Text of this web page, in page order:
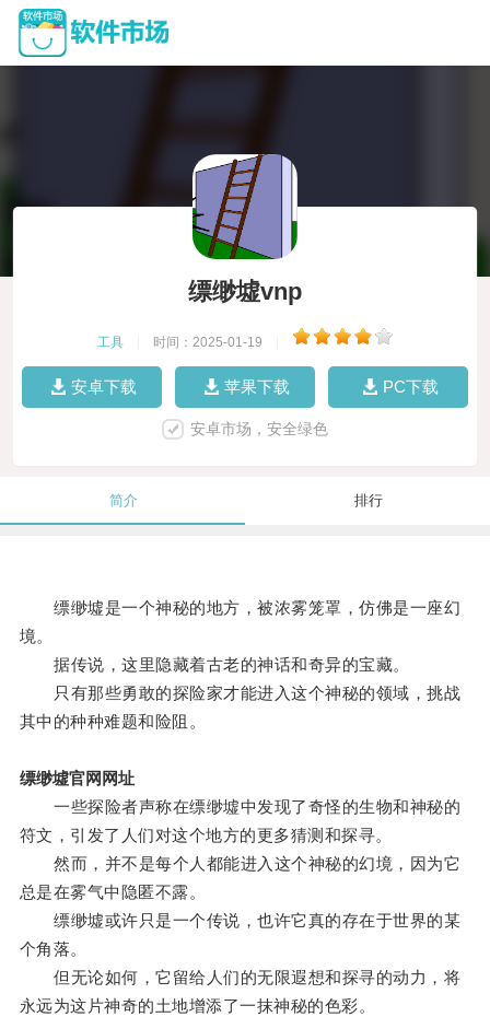
缥缈墟vnp
工具 时间：2025-01-19
安卓下载 苹果下载 PC下载
安卓市场，安全绿色
简介 排行
缥缈墟是一个神秘的地方，被浓雾笼罩，仿佛是一座幻
境。
据传说，这里隐藏着古老的神话和奇异的宝藏。
只有那些勇敢的探险家才能进入这个神秘的领域，挑战
其中的种种难题和险阻。
缥缈墟官网网址
一些探险者声称在缥缈墟中发现了奇怪的生物和神秘的
符文，引发了人们对这个地方的更多猜测和探寻。
然而，并不是每个人都能进入这个神秘的幻境，因为它
总是在雾气中隐匿不露。
缥缈墟或许只是一个传说，也许它真的存在于世界的某
个角落。
但无论如何，它留给人们的无限遐想和探寻的动力，将
永远为这片神奇的土地增添了一抹神秘的色彩。